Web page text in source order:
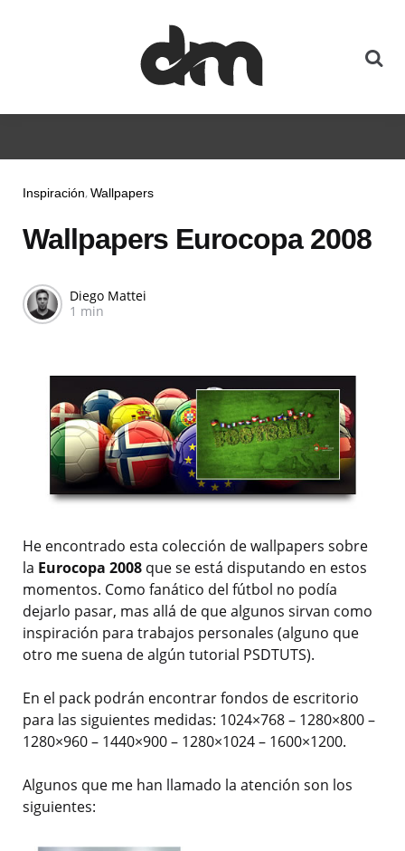
Inspiración Wallpapers
Wallpapers Eurocopa 2008
Diego Mattei
1 min
He encontrado esta colección de wallpapers sobre
la Eurocopa 2008 que se está disputando en estos
momentos. Como fanático del fútbol no podía
dejarlo pasar, mas allá de que algunos sirvan como
inspiración para trabajos personales (alguno que
otro me suena de algún tutorial PSDTUTS).
En el pack podrán encontrar fondos de escritorio
para las siguientes medidas: 1024×768 – 1280×800 –
1280×960 – 1440×900 – 1280×1024 – 1600×1200.
Algunos que me han llamado la atención son los
siguientes: